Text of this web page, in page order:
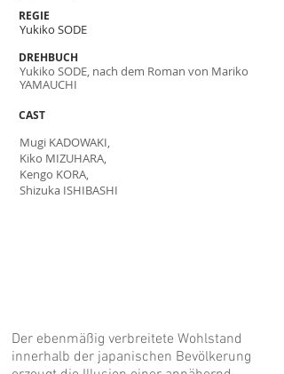
REGIE
DREHBUCH
CAST
Yukiko SODE
Yukiko SODE, nach dem Roman von Mariko
YAMAUCHI
Mugi KADOWAKI,
Kiko MIZUHARA,
Kengo KORA,
Shizuka ISHIBASHI
Der ebenmäßig verbreitete Wohlstand
innerhalb der japanischen Bevölkerung